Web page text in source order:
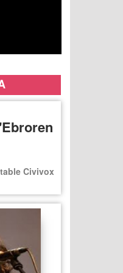
Civivox